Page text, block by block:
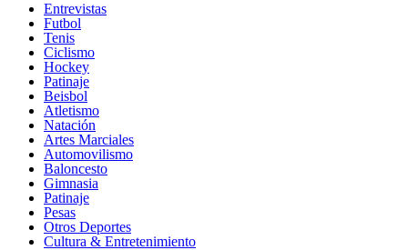
Entrevistas
Futbol
Tenis
Ciclismo
Hockey
Patinaje
Beisbol
Atletismo
Natación
Artes Marciales
Automovilismo
Baloncesto
Gimnasia
Patinaje
Pesas
Otros Deportes
Cultura & Entretenimiento